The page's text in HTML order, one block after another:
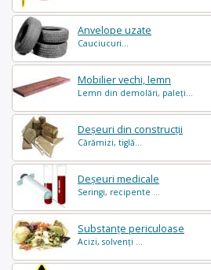
Anvelope uzate
Cauciucuri...
Mobilier vechi, lemn
Lemn din demolări, paleți...
Deșeuri din construcții
Cărămizi, tiglă...
Deșeuri medicale
Seringi, recipente ...
Substanțe periculoase
Acizi, solvenți ...